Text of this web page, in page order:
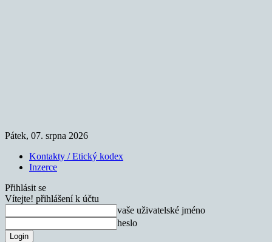
Pátek, 07. srpna 2026
Kontakty / Etický kodex
Inzerce
Přihlásit se
Vítejte! přihlášení k účtu
vaše uživatelské jméno
heslo